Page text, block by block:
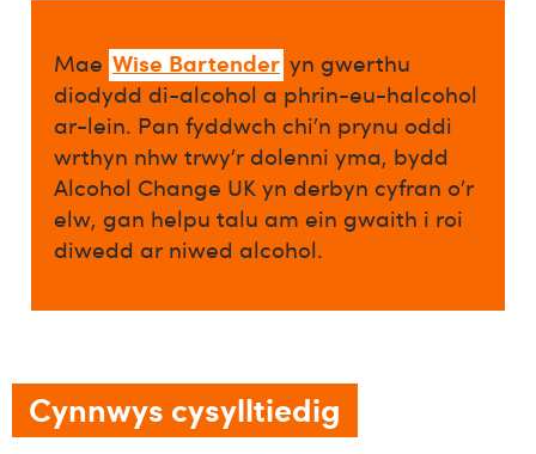
Mae Wise Bartender yn gwerthu
diodydd di-alcohol a phrin-eu-halcohol
ar-lein. Pan fyddwch chi’n prynu oddi
wrthyn nhw trwy’r dolenni yma, bydd
Alcohol Change UK yn derbyn cyfran o’r
elw, gan helpu talu am ein gwaith i roi
diwedd ar niwed alcohol.​
Cynnwys cysylltiedig